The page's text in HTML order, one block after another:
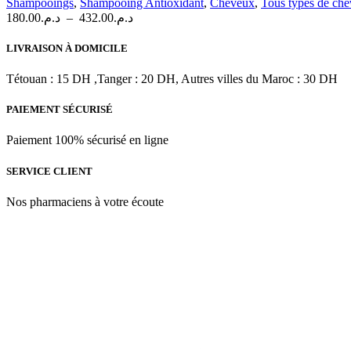
Les
options
être
sur
page
produit
د.م.180.00 – د.م.432.00
Plage
د.م.432.00
LIVRAISON À DOMICILE
Tétouan : 15 DH ,Tanger : 20 DH, Autres villes du Maroc : 30 DH
PAIEMENT SÉCURISÉ
Paiement 100% sécurisé en ligne
SERVICE CLIENT
Nos pharmaciens à votre écoute